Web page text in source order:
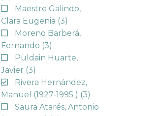
Maestre Galindo,
Clara Eugenia (3)
Moreno Barberá,
Fernando (3)
Puldain Huarte,
Javier (3)
Rivera Hernández,
Manuel (1927-1995 ) (3)
Saura Atarés, Antonio